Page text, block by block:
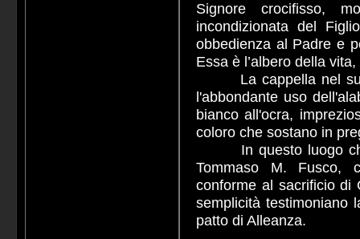
Signore crocifisso,
incondizionata del
obbedienza al Padre e
Essa è l’albero della
La cappella nel suo
l'abbondante uso
bianco all'ocra,
coloro che sostano in
In questo luogo che
Tommaso M. Fusco,
conforme al sacrificio di
semplicità testimoniano
patto di Alleanza.